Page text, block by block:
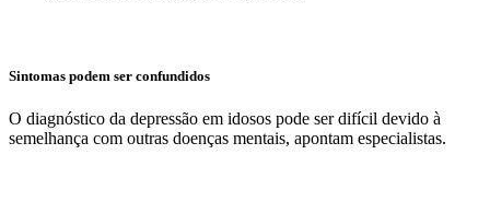
Sintomas podem ser confundidos
O diagnóstico da depressão em idosos pode ser difícil devido à
semelhança com outras doenças mentais, apontam especialistas.